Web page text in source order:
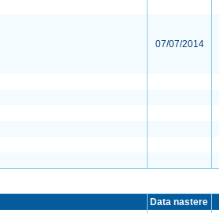
07/07/2014
Data nastere